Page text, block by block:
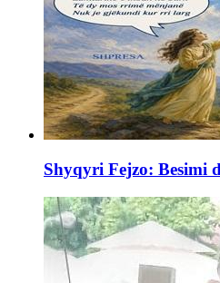
Shyqyri Fejzo: Besimi